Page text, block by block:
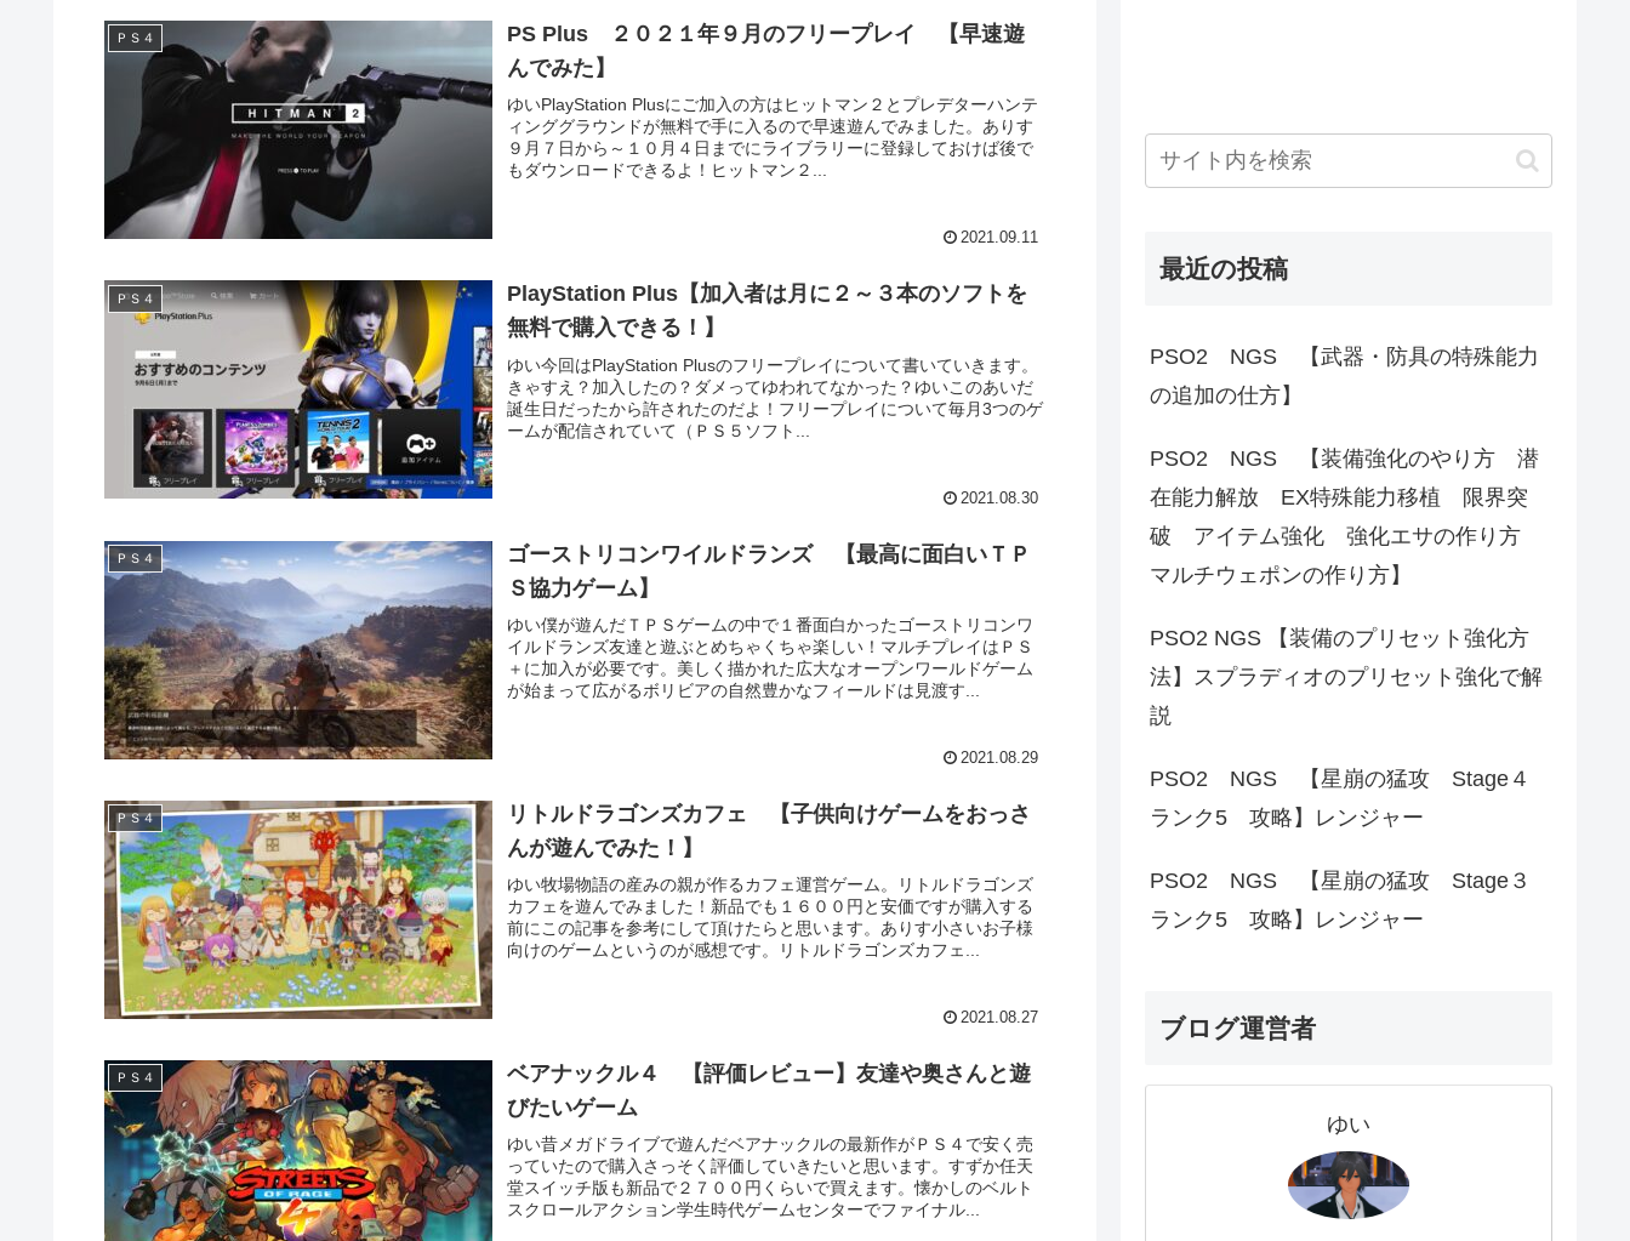
ＰＳ４
PS Plus ２０２１年９月のフリープレイ 【早速遊
んでみた】
ゆいPlayStation Plusにご加入の方はヒットマン２とプレデターハンテ
ィンググラウンドが無料で手に入るので早速遊んでみました。ありす
９月７日から～１０月４日までにライブラリーに登録しておけば後で
もダウンロードできるよ！ヒットマン２...
2021.09.11
ＰＳ４
PlayStation Plus【加入者は月に２～３本のソフトを
無料で購入できる！】
ゆい今回はPlayStation Plusのフリープレイについて書いていきます。
きゃすえ？加入したの？ダメってゆわれてなかった？ゆいこのあいだ
誕生日だったから許されたのだよ！フリープレイについて毎月3つのゲ
ームが配信されていて（ＰＳ５ソフト...
2021.08.30
ＰＳ４
ゴーストリコンワイルドランズ 【最高に面白いＴＰ
Ｓ協力ゲーム】
ゆい僕が遊んだＴＰＳゲームの中で１番面白かったゴーストリコンワ
イルドランズ友達と遊ぶとめちゃくちゃ楽しい！マルチプレイはＰＳ
＋に加入が必要です。美しく描かれた広大なオープンワールドゲーム
が始まって広がるボリビアの自然豊かなフィールドは見渡す...
2021.08.29
ＰＳ４
リトルドラゴンズカフェ 【子供向けゲームをおっさ
んが遊んでみた！】
ゆい牧場物語の産みの親が作るカフェ運営ゲーム。リトルドラゴンズ
カフェを遊んでみました！新品でも１６００円と安価ですが購入する
前にこの記事を参考にして頂けたらと思います。ありす小さいお子様
向けのゲームというのが感想です。リトルドラゴンズカフェ...
2021.08.27
ＰＳ４
ベアナックル４ 【評価レビュー】友達や奥さんと遊
びたいゲーム
ゆい昔メガドライブで遊んだベアナックルの最新作がＰＳ４で安く売
っていたので購入さっそく評価していきたいと思います。すずか任天
堂スイッチ版も新品で２７００円くらいで買えます。懐かしのベルト
スクロールアクション学生時代ゲームセンターでファイナル...
最近の投稿
PSO2 NGS 【武器・防具の特殊能力
の追加の仕方】
PSO2 NGS 【装備強化のやり方 潜
在能力解放 EX特殊能力移植 限界突
破 アイテム強化 強化エサの作り方
マルチウェポンの作り方】
PSO2 NGS 【装備のプリセット強化方
法】スプラディオのプリセット強化で解
説
PSO2 NGS 【星崩の猛攻 Stage４
ランク5 攻略】レンジャー
PSO2 NGS 【星崩の猛攻 Stage３
ランク5 攻略】レンジャー
ブログ運営者
ゆい